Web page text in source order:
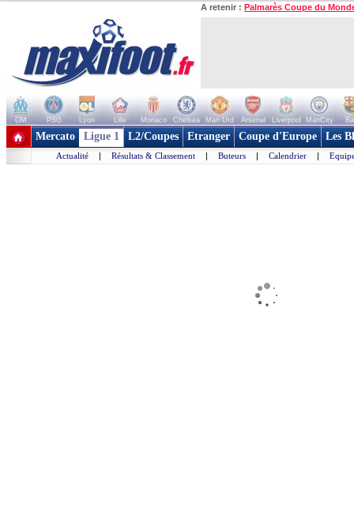
A retenir : Palmarès Coupe du
OM PSG Lyon Lille Monaco Chelsea Man Utd Arsenal Liverpool ManCity
+ de clubs
Mercato Ligue 1 L2/Coupes Etranger Coupe d'Europe Les
Actualité | Résultats & Classement | Buteurs | Calendrier |